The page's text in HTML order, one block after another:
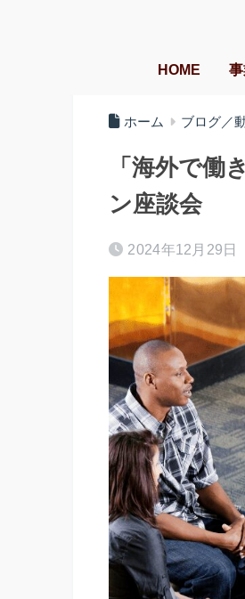
HOME
ホーム ブログ／
「海外で働
ン座談会
2024年12月29日